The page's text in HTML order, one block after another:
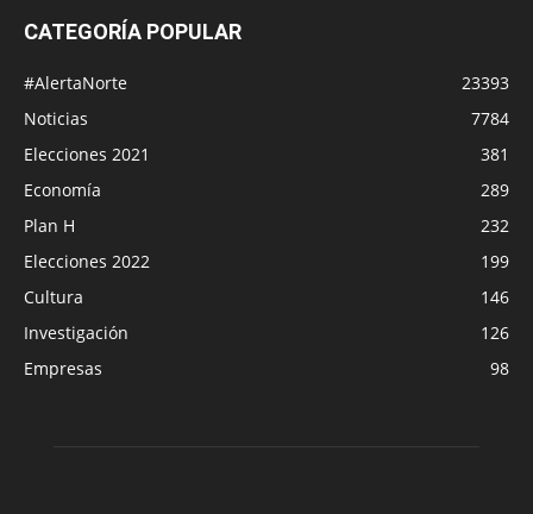
CATEGORÍA POPULAR
#AlertaNorte
23393
Noticias
7784
Elecciones 2021
381
Economía
289
Plan H
232
Elecciones 2022
199
Cultura
146
Investigación
126
Empresas
98